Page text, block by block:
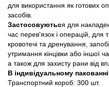
для використання як готових
засобів.
Застосовуються для
час перев'язок і операцій, для
кровотечі та дренування,
утримання кінцівки або іншої
а також для захисту рани від
В індивідуальному
Транспортний короб: 300 шт.